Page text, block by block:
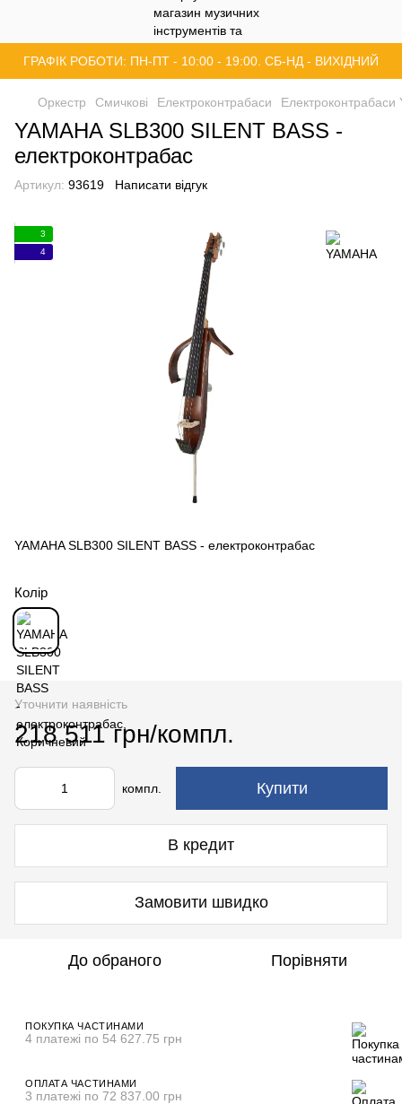
ГРАФІК РОБОТИ: ПН-ПТ - 10:00 - 19:00. СБ-НД - ВИХІДНИЙ
Оркестр Смичкові Електроконтрабаси Електроконтрабаси
YAMAHA SLB300 SILENT BASS -
електроконтрабас
Артикул: 93619 Написати відгук
3
4
YAMAHA SLB300 SILENT BASS - електроконтрабас
Колір
Уточнити наявність
218 511 грн/компл.
компл. Купити
В кредит
Замовити швидко
До обраного Порівняти
ПОКУПКА ЧАСТИНАМИ
4 платежі по 54 627.75 грн
ОПЛАТА ЧАСТИНАМИ
3 платежі по 72 837.00 грн